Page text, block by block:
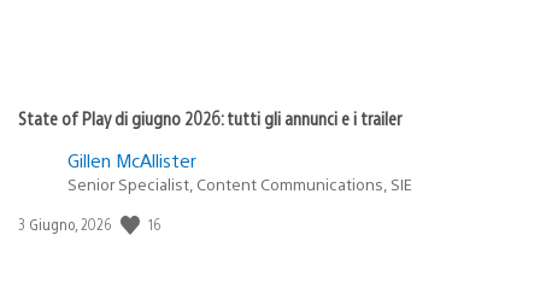
State of Play di giugno 2026: tutti gli annunci e i trailer
Gillen McAllister
Senior Specialist, Content Communications, SIE
Data
3 Giugno, 2026 16